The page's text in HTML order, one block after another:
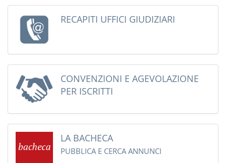
RECAPITI UFFICI GIUDIZIARI
CONVENZIONI E AGEVOLAZIONE
PER ISCRITTI
LA BACHECA
PUBBLICA E CERCA ANNUNCI